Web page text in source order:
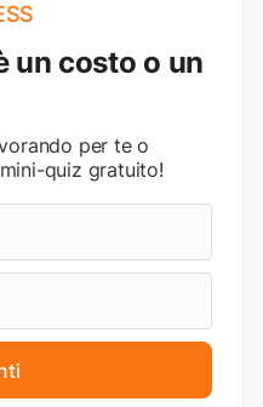
un costo o un
per te o
quiz gratuito!